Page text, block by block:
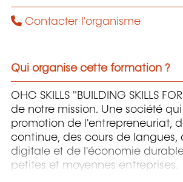
Contacter l'organisme
Qui organise cette formation ?
OHC SKILLS "BUILDING SKILLS
de notre mission. Une société
promotion de l'entrepreneuriat,
continue, des cours de langues,
digitale et de l'économie
petites et moyennes entreprises.